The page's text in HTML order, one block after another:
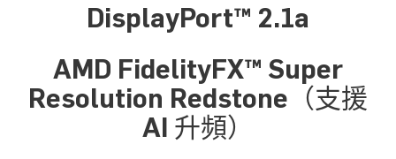
DisplayPort™ 2.1a
AMD FidelityFX™ Super
Resolution Redstone（支援
AI 升頻）